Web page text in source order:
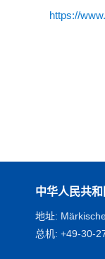
https://
中华人民共
地址:
总机: +49-30-